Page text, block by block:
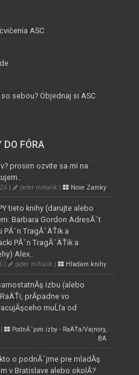
ASC
sebou? Objednaj si ASC
DO FÓRA
prosim ozvite sa mi na
| peter mihalik | Nove Zamky
tieto knihy (darujte alebo
Barbara Gordon AdresĂˇt
TragĂˇÄŤik a
PĂˇn TragĂˇÄŤik a
Alex..
| peter mihalik | Hladam knihy
izbu (alebo
prĂ­padne vo
muĹľa od
PodnĂˇjom izby - RaÄŤa/Vajnory,
BA
o podnĂˇjme pre mladĂş
v Bratislave alebo okolĂ­?